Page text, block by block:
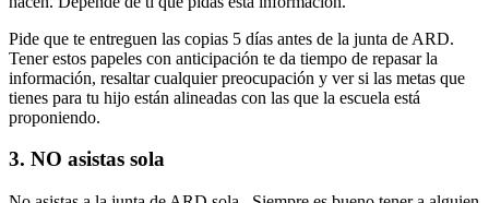
Pide que te entreguen las copias 5 días antes de la junta de ARD.
Tener estos papeles con anticipación te da tiempo de repasar la
información, resaltar cualquier preocupación y ver si las metas que
tienes para tu hijo están alineadas con las que la escuela está
proponiendo.
3. NO asistas sola